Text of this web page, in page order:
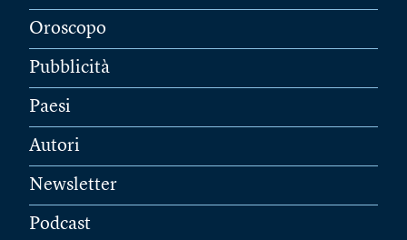
Oroscopo
Pubblicità
Paesi
Autori
Newsletter
Podcast